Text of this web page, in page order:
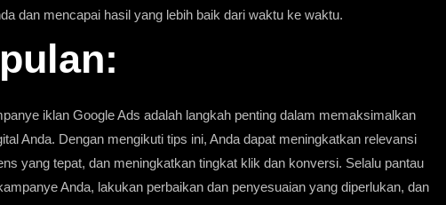
dan mencapai hasil yang lebih baik dari waktu ke waktu.
iklan Google Ads adalah langkah penting dalam memaksimalkan
Anda. Dengan mengikuti tips ini, Anda dapat meningkatkan relevansi
yang tepat, dan meningkatkan tingkat klik dan konversi. Selalu pantau
Anda, lakukan perbaikan dan penyesuaian yang diperlukan, dan